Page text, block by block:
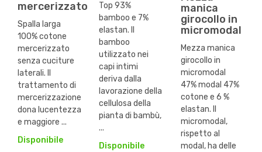
mercerizzato
Spalla larga
100% cotone
mercerizzato
senza cuciture
laterali. Il
trattamento di
mercerizzazione
dona lucentezza
e maggiore ...
Disponibile
Top 93%
bamboo e 7%
elastan. Il
bamboo
utilizzato nei
capi intimi
deriva dalla
lavorazione della
cellulosa della
pianta di bambù,
...
Disponibile
manica
girocollo in
micromodal
Mezza manica
girocollo in
micromodal
47% modal 47%
cotone e 6 %
elastan. Il
micromodal,
rispetto al
modal, ha delle